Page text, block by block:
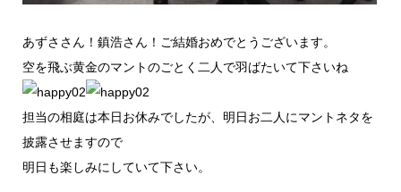
あずささん！鎮浩さん！ご結婚おめでとうございます。
空を飛ぶ黄金のマントのごとく二人で羽ばたいて下さいね
担当の相庭は本日お休みでしたが、明日お二人にマントネタを
披露させますので
明日も楽しみにしていて下さい。